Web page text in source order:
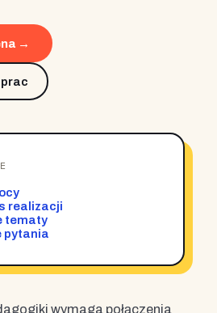
→
realizacji
tematy
pytania
wymaga połączenia